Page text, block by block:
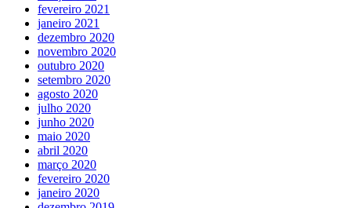
fevereiro 2021
janeiro 2021
dezembro 2020
novembro 2020
outubro 2020
setembro 2020
agosto 2020
julho 2020
junho 2020
maio 2020
abril 2020
março 2020
fevereiro 2020
janeiro 2020